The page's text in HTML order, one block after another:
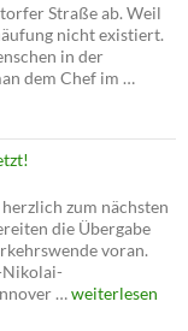
Straße ab. Weil
nicht existiert.
in der
dem Chef im …
30
die
zum nächsten
die Übergabe
voran.
Nikolai-
…Alles
weiterlesen